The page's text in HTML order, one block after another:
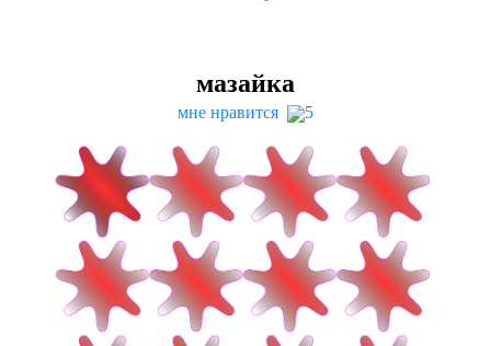
мазайка
мне нравится 5